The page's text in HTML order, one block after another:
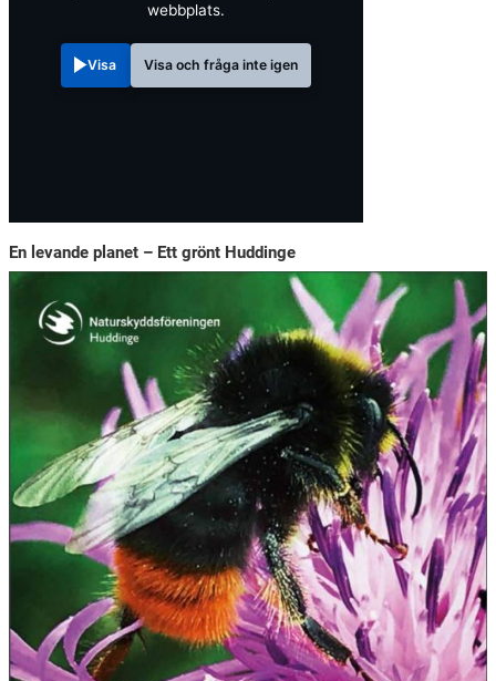
webbplats.
Visa Visa och fråga inte igen
En levande planet – Ett grönt Huddinge